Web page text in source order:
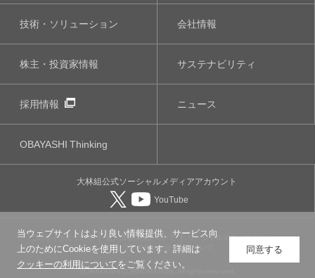
当ウェブサイトはより良い情報提供、サービス向
上のためにCookieを使用しています。詳細は
クッキーの利用についてをご覧ください。
同意する
技術・ソリューション 会社情報
株主・投資家情報 サステナビリティ
採用情報 ニュース
OBAYASHIThinking
大林組公式ソーシャルメディアアカウント
YouTube
このサイトについて 個人情報保護について
ソーシャルメディアポリシー
ウェブアクセシビリティについて
©OBAYASHI CORPORATION, All rights reserved.